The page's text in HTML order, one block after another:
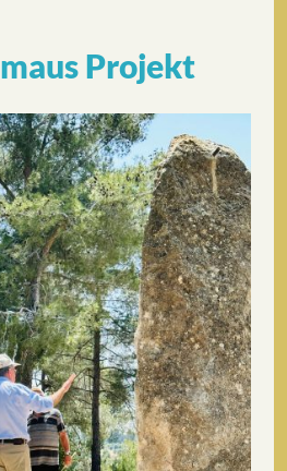
Projekt